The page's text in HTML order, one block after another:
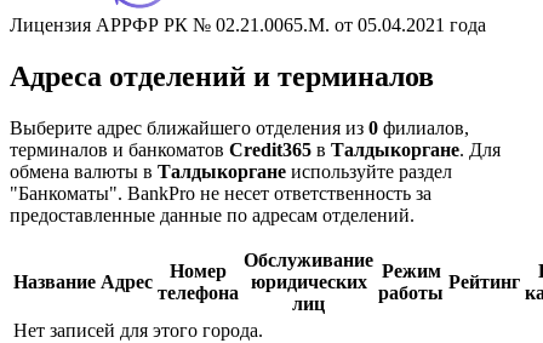
Лицензия АРРФР РК № 02.21.0065.M. от 05.04.2021 года
Адреса отделений и терминалов
Выберите адрес ближайшего отделения из 0 филиалов,
терминалов и банкоматов Credit365 в Талдыкоргане. Для
обмена валюты в Талдыкоргане используйте раздел
"Банкоматы". BankPro не несет ответственность за
предоставленные данные по адресам отделений.
Название Адрес
Номер
телефона
Обслуживание
юридических
лиц
Режим
работы
Рейтинг
Нет записей для этого города.